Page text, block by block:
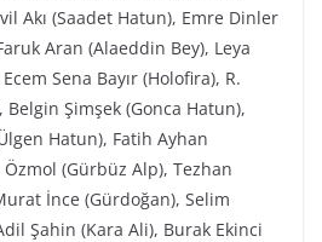
Akı (Saadet Hatun), Emre Dinler
Aran (Alaeddin Bey), Leya
Sena Bayır (Holofira), R.
Belgin Şimşek (Gonca Hatun),
Hatun), Fatih Ayhan
(Gürbüz Alp), Tezhan
İnce (Gürdoğan), Selim
Şahin (Kara Ali), Burak Ekinci